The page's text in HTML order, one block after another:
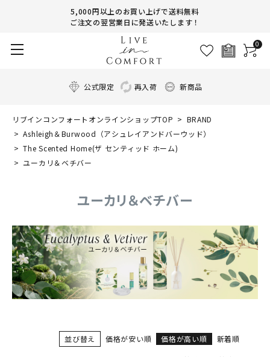
5,000円以上のお買い上げで送料無料
ご注文の翌営業日に発送いたします！
0
公式限定 再入荷 新商品
リブインコンフォートオンラインショップTOP
BRAND
Ashleigh＆Burwood（アシュレイアンドバーウッド）
The Scented Home(ザ センティッド ホーム)
ユーカリ＆ベチバー
ユーカリ＆ベチバー
並び替え 価格が安い順 価格が高い順 新着順